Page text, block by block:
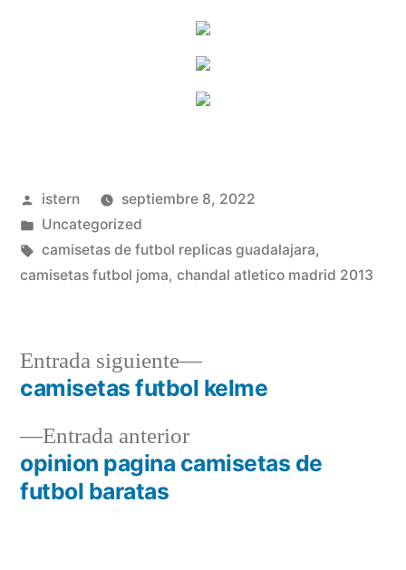
Publicado
por
istern
septiembre 8, 2022
Publicado
en
Uncategorized
Etiquetas:
camisetas de futbol replicas guadalajara,
camisetas futbol joma, chandal atletico madrid 2013
Navegación
de
entradas
Entrada anteriorEntrada
anterior:
opinion pagina camisetas de
futbol baratas
Entrada siguiente
Entrada
siguiente:
camisetas futbol kelme